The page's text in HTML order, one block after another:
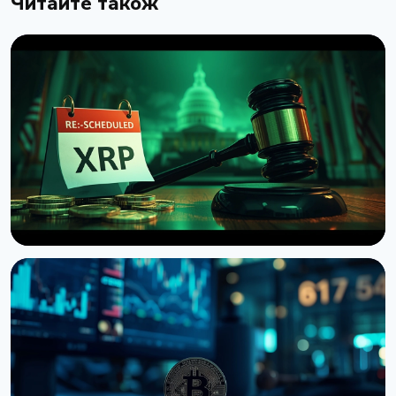
Сенат США відклав голосування по Clarity Act до
вересня
7 серпня 2026 р.4 хв читання